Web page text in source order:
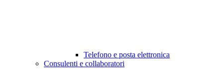
Telefono e posta elettronica
Consulenti e collaboratori